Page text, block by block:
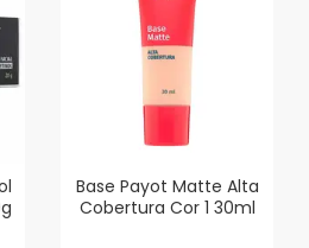
Base Payot Matte Alta
Cobertura Cor 1 30ml